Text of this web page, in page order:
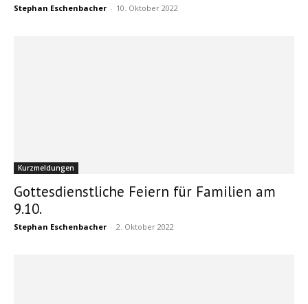
Stephan Eschenbacher - 10. Oktober 2022
Kurzmeldungen
Gottesdienstliche Feiern für Familien am
9.10.
Stephan Eschenbacher - 2. Oktober 2022